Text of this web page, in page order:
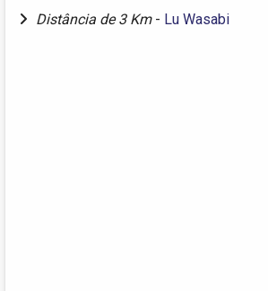
Distância de 3 Km - Lu Wasabi